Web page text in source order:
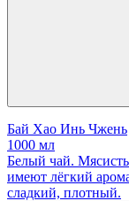
Бай Хао Инь Чжень
1000 мл
Белый чай.
имеют лёгкий
сладкий, плотный.